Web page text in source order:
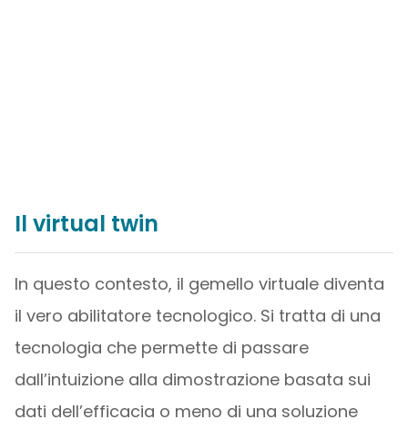
Il virtual twin
In questo contesto, il gemello virtuale diventa
il vero abilitatore tecnologico. Si tratta di una
tecnologia che permette di passare
dall’intuizione alla dimostrazione basata sui
dati dell’efficacia o meno di una soluzione